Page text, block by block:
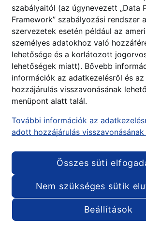
szabályaitól (az úgynevezett „Data
Framework” szabályozási rendszer
szervezetek esetén például az
személyes adatokhoz való
lehetősége és a korlátozott
lehetőségek miatt). Bővebb
információk az adatkezelésről és
hozzájárulás visszavonásának
menüpont alatt talál.
További információk az
adott hozzájárulás
Beállítások
Nem szükséges sütik
Összes süti